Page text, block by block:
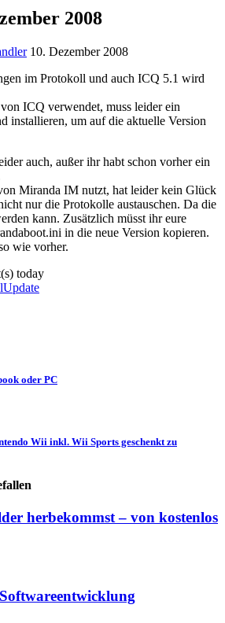
2008
10. Dezember 2008
im Protokoll und auch ICQ 5.1 wird
ICQ verwendet, muss leider ein
installieren, um auf die aktuelle Version
auch, außer ihr habt schon vorher ein
Miranda IM nutzt, hat leider kein Glück
nur die Protokolle austauschen. Da die
kann. Zusätzlich müsst ihr eure
in die neue Version kopieren.
wie vorher.
today
Update
oder PC
Wii inkl. Wii Sports geschenkt zu
herbekommst – von kostenlos